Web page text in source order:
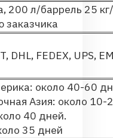
200 л/баррель 25
заказчика
DHL, FEDEX, UPS,
около 40-60
Азия: около 10-
40 дней.
35 дней